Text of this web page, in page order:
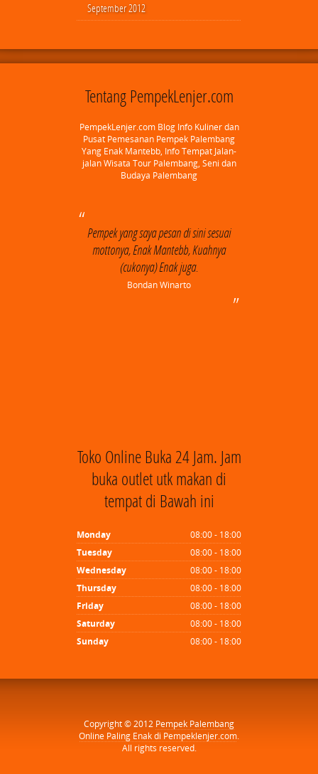
September 2012
Tentang PempekLenjer.com
PempekLenjer.com Blog Info Kuliner dan
Pusat Pemesanan Pempek Palembang
Yang Enak Mantebb, Info Tempat Jalan-
jalan Wisata Tour Palembang, Seni dan
Budaya Palembang
Pempek yang saya pesan di sini sesuai
mottonya, Enak Mantebb, Kuahnya
(cukonya) Enak juga.
Bondan Winarto
Toko Online Buka 24 Jam. Jam
buka outlet utk makan di
tempat di Bawah ini
Monday
08:00 - 18:00
Tuesday
08:00 - 18:00
Wednesday
08:00 - 18:00
Thursday
08:00 - 18:00
Friday
08:00 - 18:00
Saturday
08:00 - 18:00
Sunday
08:00 - 18:00
Copyright © 2012 Pempek Palembang
Online Paling Enak di Pempeklenjer.com.
All rights reserved.